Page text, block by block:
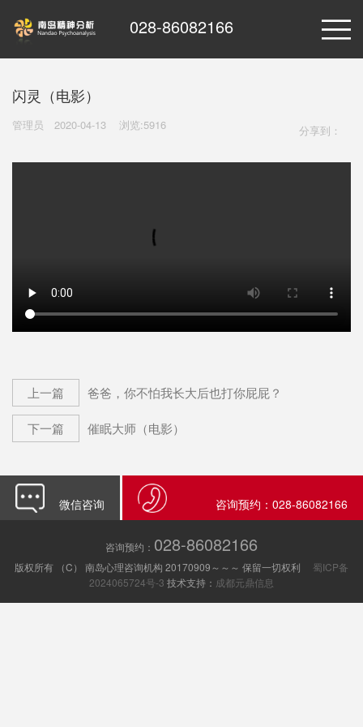
028-86082166
闪灵（电影）
管理员 2020-04-13 浏览:5916 分享到：
上一篇 爸爸，你不怕我长大后也打你屁屁？
下一篇 催眠大师（电影）
微信咨询 咨询预约：028-86082166
咨询预约： 028-86082166
版权所有 （C） 南岛心理咨询机构 20170909～～～ 保留一切权利
蜀ICP备
2024065724号-3 技术支持： 成都元鼎信息